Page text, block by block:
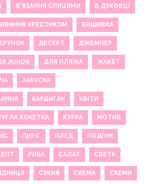
В'ЯЗАННЯ СПИЦЯМИ В ДУХОВЦІ
ХРЕСТИКОМ ВИШИВКА
ДЕСЕРТ ДЖЕМПЕР
ЖІНОК ДЛЯ ПЛЯЖА ЖАКЕТ
ЗАКУСКА
КАРДИГАН КВІТИ
КОКЕТКА КУРКА МОТИВ
ПИРІГ ПЛЕД ПОДІУМ
РИБА САЛАТ СВЕТР
СУКНЯ СХЕМА СХЕМИ